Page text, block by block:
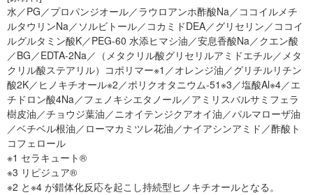
水／PG／プロパンジオール／ラウロアンホ酢酸Na／ココイルメチ
ルタウリンNa／ソルビトール／コカミドDEA／グリセリン／ココイ
ルグルタミン酸K／PEG-60 水添ヒマシ油／安息香酸Na／クエン酸
／BG／EDTA-2Na／（メタクリル酸グリセリルアミドエチル／メタ
クリル酸ステアリル）コポリマー※1／オレンジ油／グリチルリチン
酸2K／ヒノキチオール※2／ポリクオタニウム-51※3／塩酸Al※4／エ
チドロン酸4Na／フェノキシエタノール／アミリスバルサミフェラ
樹皮油／チョウジ葉油／ニオイテンジクアオイ油／パルマローザ油
／ベチベル根油／ローマカミツレ花油／ナイアシンアミド／酢酸ト
コフェロール
※1 セラキュート®
※3 リピジュア®
※2 と※4 が錯体化反応を起こし持続型ヒノキチオールとなる。